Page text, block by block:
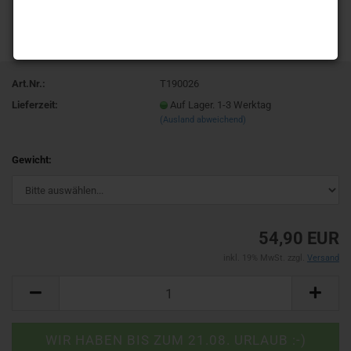
Art.Nr.:
T190026
Lieferzeit:
Auf Lager. 1-3 Werktag
(Ausland abweichend)
Gewicht:
54,90 EUR
Versand